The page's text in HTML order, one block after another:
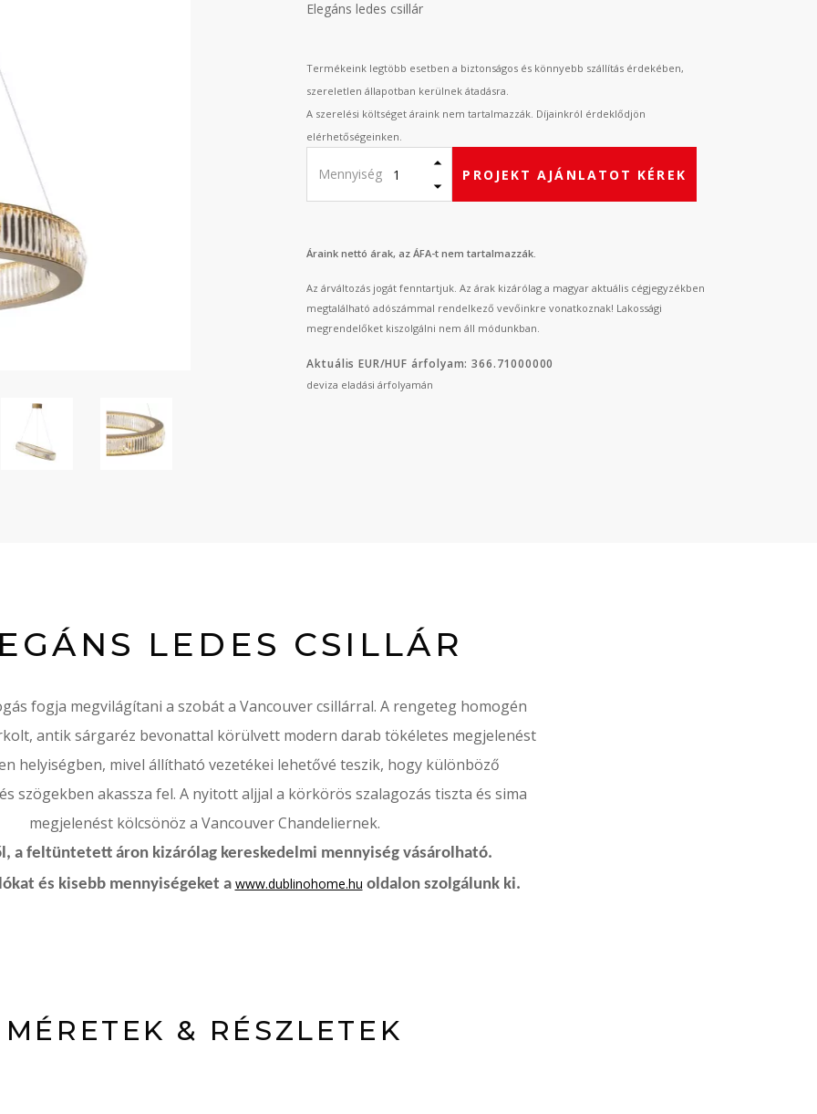
Elegáns ledes csillár
Termékeink legtöbb esetben a biztonságos és könnyebb szállítás érdekében,
szereletlen állapotban kerülnek átadásra.
A szerelési költséget áraink nem tartalmazzák. Díjainkról érdeklődjön
elérhetőségeinken.
Mennyiség PROJEKT AJÁNLATOT KÉREK
Áraink nettó árak, az ÁFA-t nem tartalmazzák.
Az árváltozás jogát fenntartjuk. Az árak kizárólag a magyar aktuális cégjegyzékben
megtalálható adószámmal rendelkező vevőinkre vonatkoznak! Lakossági
megrendelőket kiszolgálni nem áll módunkban.
Aktuális EUR/HUF árfolyam: 366.71000000
deviza eladási árfolyamán
LEDES CSILLÁR
fogja megvilágítani a szobát a Vancouver csillárral. A rengeteg homogén
antik sárgaréz bevonattal körülvett modern darab tökéletes megjelenést
helyiségben, mivel állítható vezetékei lehetővé teszik, hogy különböző
szögekben akassza fel. A nyitott aljjal a körkörös szalagozás tiszta és sima
megjelenést kölcsönöz a Vancouver Chandeliernek.
a feltüntetett áron kizárólag kereskedelmi mennyiség vásárolható.
és kisebb mennyiségeket a www.dublinohome.hu oldalon szolgálunk ki.
MÉRETEK & RÉSZLETEK